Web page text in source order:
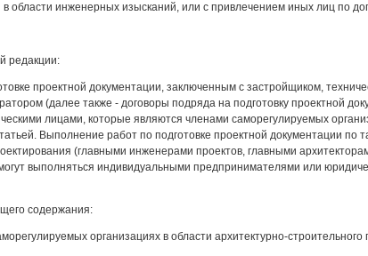
в области инженерных изысканий, или с привлечением иных лиц по
редакции:
проектной документации, заключенным с застройщиком,
(далее также - договоры подряда на подготовку проектной
лицами, которые являются членами саморегулируемых
Выполнение работ по подготовке проектной документации по
(главными инженерами проектов, главными
выполняться индивидуальными предпринимателями или
содержания:
организациях в области архитектурно-строительного